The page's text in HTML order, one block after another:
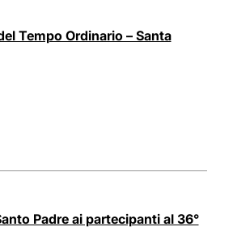
Tempo Ordinario – Santa
Padre ai partecipanti al 36°